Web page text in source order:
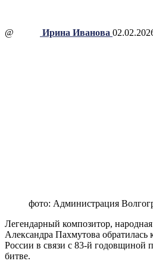
@ Ирина Иванова
фото: Администрация
Легендарный композитор,
Александра Пахмутова
России в связи с 83-й годовщиной
битве.